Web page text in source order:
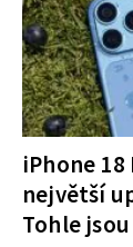
iPhone
největší
Tohle